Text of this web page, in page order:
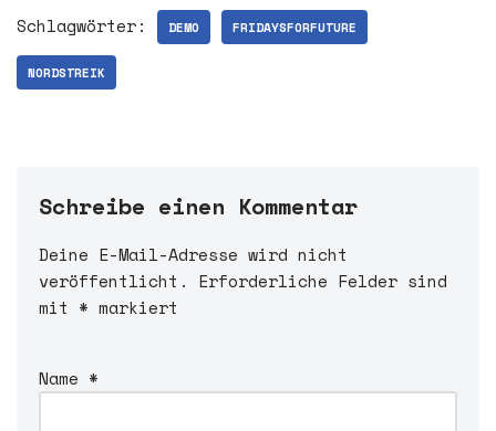
Schlagwörter: DEMO FRIDAYSFORFUTURE
NORDSTREIK
Schreibe einen Kommentar
Deine E-Mail-Adresse wird nicht
veröffentlicht. Erforderliche Felder sind
mit * markiert
Name *
A
l
t
n